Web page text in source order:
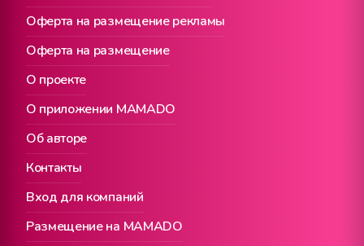
О проекте
Вход для компаний
О приложении MAMADO
Размещение на MAMADO
Оферта на размещение рекламы
Об авторе
Оферта на размещение
Контакты